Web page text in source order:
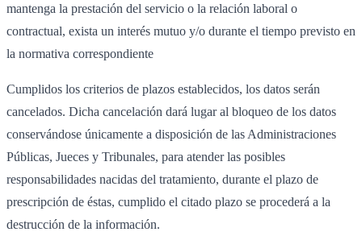
mantenga la prestación del servicio o la relación laboral o
contractual, exista un interés mutuo y/o durante el tiempo previsto en
la normativa correspondiente
Cumplidos los criterios de plazos establecidos, los datos serán
cancelados. Dicha cancelación dará lugar al bloqueo de los datos
conservándose únicamente a disposición de las Administraciones
Públicas, Jueces y Tribunales, para atender las posibles
responsabilidades nacidas del tratamiento, durante el plazo de
prescripción de éstas, cumplido el citado plazo se procederá a la
destrucción de la información.